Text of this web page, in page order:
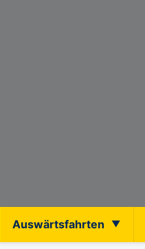
Auswärtsfahrten